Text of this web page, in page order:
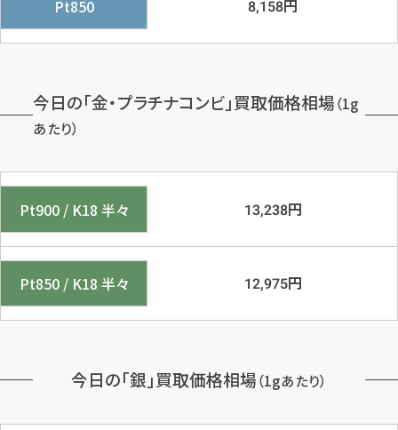
Pt850 8,158円
今日の「金・プラチナコンビ」買取価格相場（1g
あたり）
Pt900 / K18 半々 13,238円
Pt850 / K18 半々 12,975円
今日の「銀」買取価格相場（1gあたり）